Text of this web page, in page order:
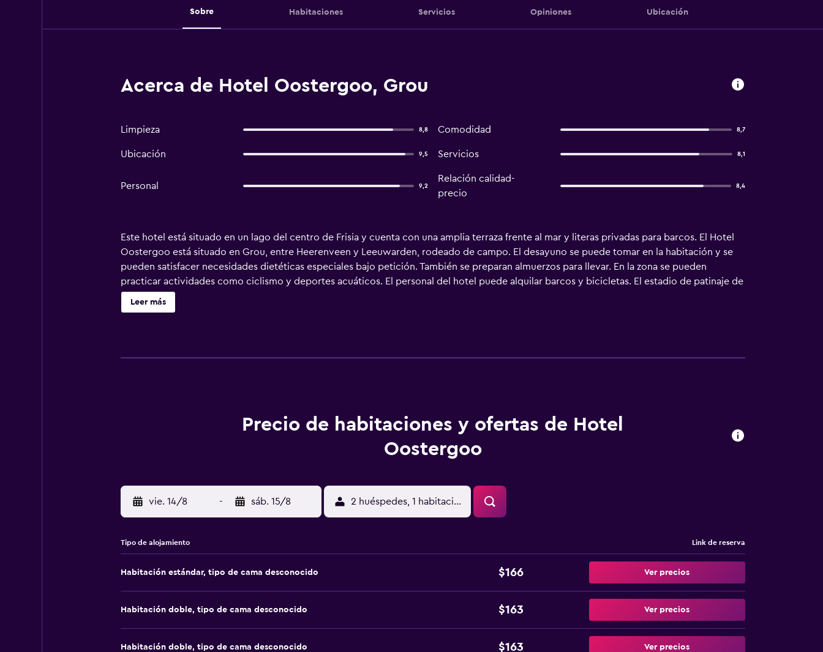
Sobre Habitaciones Servicios Opiniones Ubicación
Acerca de Hotel Oostergoo, Grou
Limpieza 8,8 Comodidad 8,7
Ubicación 9,5 Servicios 8,1
Personal 9,2
Relación calidad-
precio
8,4
Este hotel está situado en un lago del centro de Frisia y cuenta con una amplia terraza frente al mar y literas privadas para barcos. El Hotel
Oostergoo está situado en Grou, entre Heerenveen y Leeuwarden, rodeado de campo. El desayuno se puede tomar en la habitación y se
pueden satisfacer necesidades dietéticas especiales bajo petición. También se preparan almuerzos para llevar. En la zona se pueden
practicar actividades como ciclismo y deportes acuáticos. El personal del hotel puede alquilar barcos y bicicletas. El estadio de patinaje de
Thialf está a 25 minutos en coche. Desde Grou se puede acceder directamente en barco al parque nacional de Alde Feanen y a los lagos de
Frisia.
Leer más
Precio de habitaciones y ofertas de Hotel
Oostergoo
vie. 14/8 - sáb. 15/8 2 huéspedes, 1 habitación
Tipo de alojamiento Link de reserva
Habitación estándar, tipo de cama desconocido $166 Ver precios
Habitación doble, tipo de cama desconocido $163 Ver precios
Habitación doble, tipo de cama desconocido $163 Ver precios